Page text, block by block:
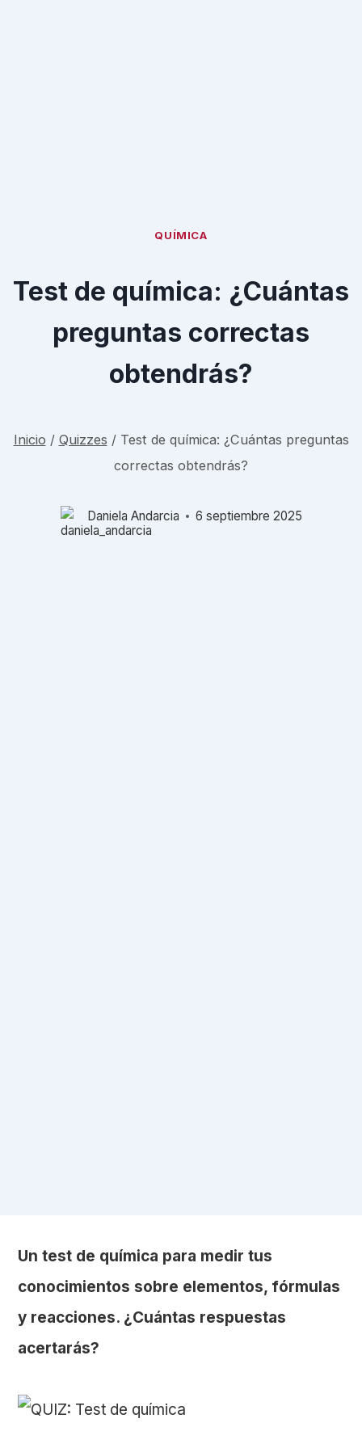
QUÍMICA
Test de química: ¿Cuántas
preguntas correctas
obtendrás?
Inicio / Quizzes / Test de química: ¿Cuántas preguntas
correctas obtendrás?
Daniela Andarcia 6 septiembre 2025
Un test de química para medir tus
conocimientos sobre elementos, fórmulas
y reacciones. ¿Cuántas respuestas
acertarás?